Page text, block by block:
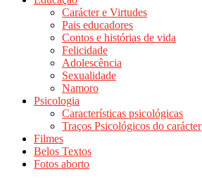
Carácter e Virtudes
Pais educadores
Contos e histórias de vida
Felicidade
Adolescência
Sexualidade
Namoro
Psicologia
Características psicológicas
Traços Psicológicos do carácter
Filmes
Belos Textos
Fotos aborto